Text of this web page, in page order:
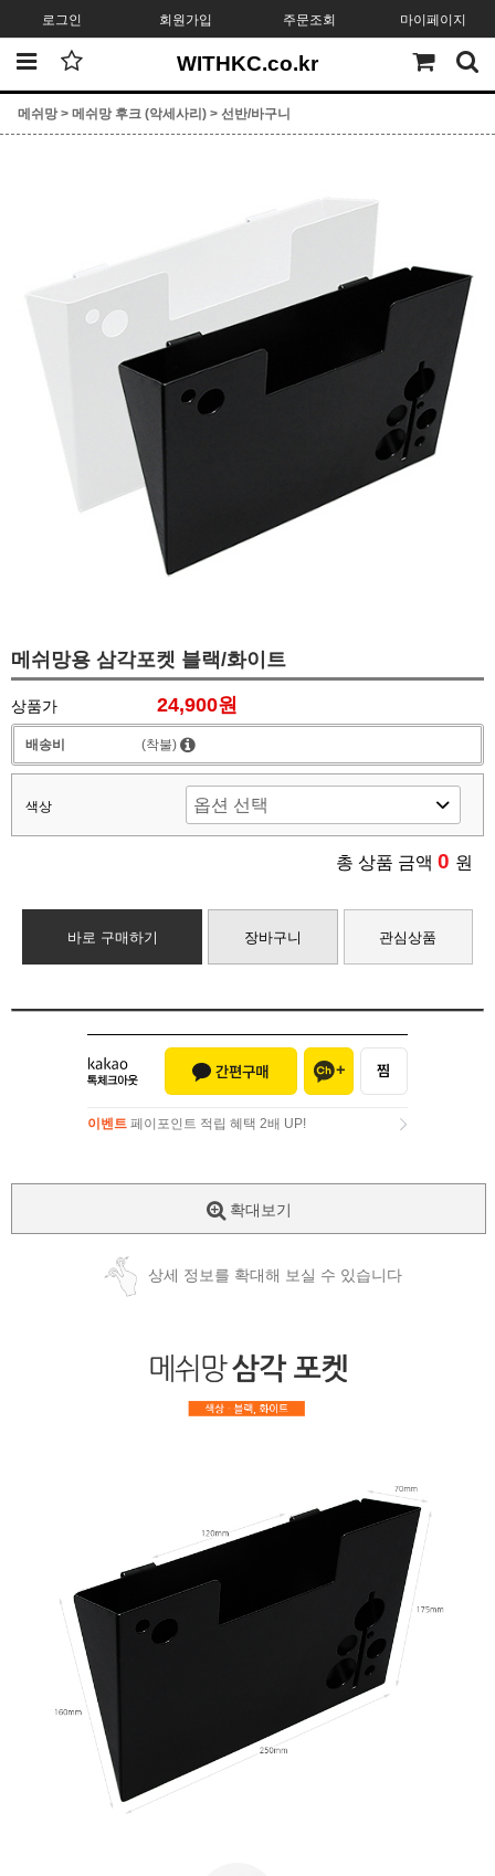
로그인 회원가입 주문조회 마이페이지
WITHKC.co.kr
메쉬망> 메쉬망 후크 (악세사리) > 선반/바구니
메쉬망용 삼각포켓 블랙/화이트
상품가 24,900원
배송비 (착불)
색상
총 상품 금액 0 원
바로 구매하기 장바구니 관심상품
이벤트 페이포인트 적립 혜택 2배 UP!
확대보기
상세 정보를 확대해 보실 수 있습니다